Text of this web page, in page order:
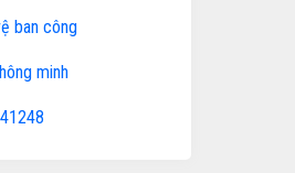
ban công
minh